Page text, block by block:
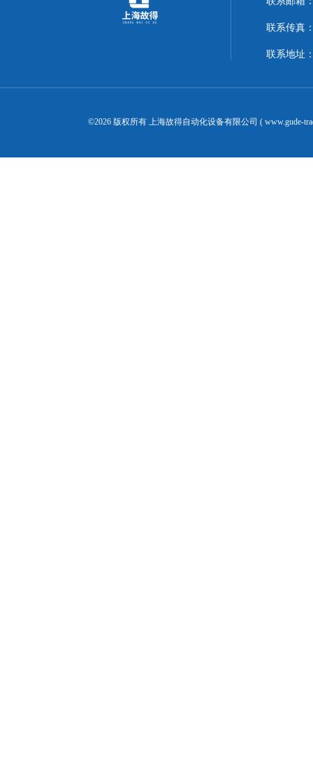
联系传真
联系地址
©2026 版权所有 上海故得自动化设备有限公司 ( www.gude-